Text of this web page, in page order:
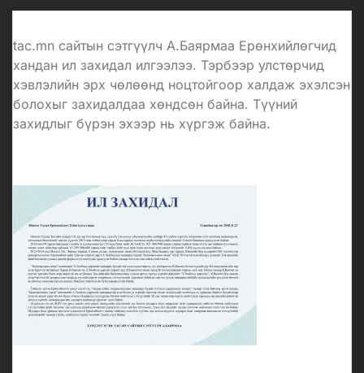
tac.mn сайтын сэтгүүлч А.Баярмаа Ерөнхийлөгчид
хандан ил захидал илгээлээ. Тэрбээр улстөрчид
хэвлэлийн эрх чөлөөнд ноцтойгоор халдаж эхэлсэн
болохыг захидалдаа хөндсөн байна. Түүний
захидлыг бүрэн эхээр нь хүргэж байна.